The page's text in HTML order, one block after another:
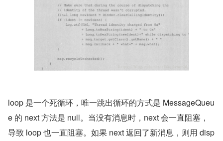
loop 是一个死循环，唯一跳出循环的方式是 MessageQueu
e 的 next 方法是 null。当没有消息时，next 会一直阻塞，
导致 loop 也一直阻塞。如果 next 返回了新消息，则用 disp